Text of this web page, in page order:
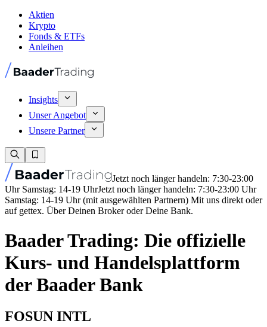
Aktien
Krypto
Fonds & ETFs
Anleihen
Insights
Unser Angebot
Unsere Partner
Jetzt noch länger handeln: 7:30-23:00
Uhr Samstag: 14-19 UhrJetzt noch länger handeln: 7:30-23:00 Uhr
Samstag: 14-19 Uhr (mit ausgewählten Partnern) Mit uns direkt oder
auf gettex. Über Deinen Broker oder Deine Bank.
Baader Trading: Die offizielle
Kurs- und Handelsplattform
der Baader Bank
FOSUN INTL